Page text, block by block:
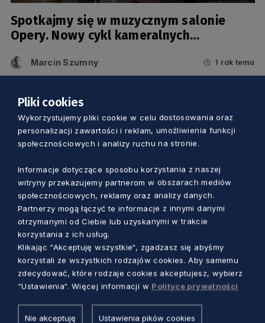
Spotkajmy się w muzycznym salonie
Opery. Nowy cykl kameralnych
Marcin Szumny 1 rok temu
KULTURA
Nie taki nowy. Dyrektor Opery Bałtyckiej
w Gdańsku
Pliki cookies
Wykorzystujemy pliki cookie w celu dostosowania oraz
personalizacji zawartości i reklam, umożliwienia funkcji
społecznościowych i analizy ruchu na stronie.
Informacje dotyczące sposobu korzystania z naszej
witryny przekazujemy partnerom w obszarach mediów
społecznościowych, reklamy oraz analizy danych.
Partnerzy mogą łączyć te informacje z innymi danymi
otrzymanymi od Ciebie lub uzyskanymi w trakcie
korzystania z ich usług.
Klikając “Akceptuję wszystkie“, zgadzasz się abyśmy
korzystali ze wszystkich rodzajów cookies. Aby samemu
zdecydować, które rodzaje cookies akceptujesz, wybierz
“Ustawienia“. Więcej informacji w Polityce prywatności
Nie akceptuję Ustawienia pików cookies